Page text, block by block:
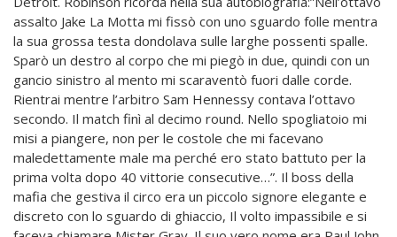
assalto Jake La Motta mi fissò con uno sguardo folle mentra
la sua grossa testa dondolava sulle larghe possenti spalle.
Sparò un destro al corpo che mi piegò in due, quindi con un
gancio sinistro al mento mi scaraventò fuori dalle corde.
Rientrai mentre l’arbitro Sam Hennessy contava l’ottavo
secondo. Il match finì al decimo round. Nello spogliatoio mi
misi a piangere, non per le costole che mi facevano
maledettamente male ma perché ero stato battuto per la
prima volta dopo 40 vittorie consecutive…”. Il boss della
mafia che gestiva il circo era un piccolo signore elegante e
discreto con lo sguardo di ghiaccio, Il volto impassibile e si